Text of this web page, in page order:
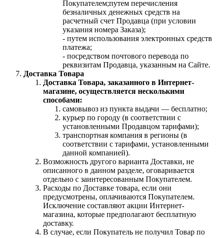
Покупателем;путем перечисления
безналичных денежных средств на
расчетный счет Продавца (при условии
указания номера Заказа);
- путем использования электронных средств
платежа;
- посредством почтового перевода по
реквизитам Продавца, указанным на Сайте.
Доставка Товара
Доставка Товара, заказанного в Интернет-
магазине, осуществляется несколькими
способами:
самовывоз из пункта выдачи — бесплатно;
курьер по городу (в соответствии с
установленными Продавцом тарифами);
транспортная компания в регионы (в
соответствии с тарифами, установленными
данной компанией).
Возможность другого варианта Доставки, не
описанного в данном разделе, оговаривается
отдельно с заинтересованным Покупателем.
Расходы по Доставке товара, если они
предусмотрены, оплачиваются Покупателем.
Исключение составляют акции Интернет-
магазина, которые предполагают бесплатную
доставку.
В случае, если Покупатель не получил Товар по